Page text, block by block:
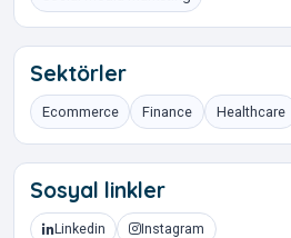
Sektörler
Ecommerce Finance Healthcare
Sosyal linkler
Linkedin Instagram